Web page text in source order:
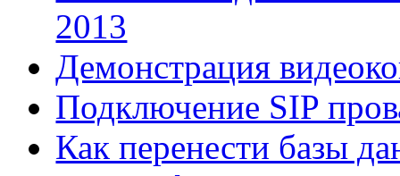
2013
Демонстрация
Подключение SIP
Как перенести базы